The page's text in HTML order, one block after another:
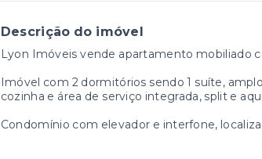
Descrição do imóvel
Lyon Imóveis vende apartamento mobiliado
Imóvel com 2 dormitórios sendo 1 suíte,
cozinha e área de serviço integrada, split e
Condomínio com elevador e interfone,